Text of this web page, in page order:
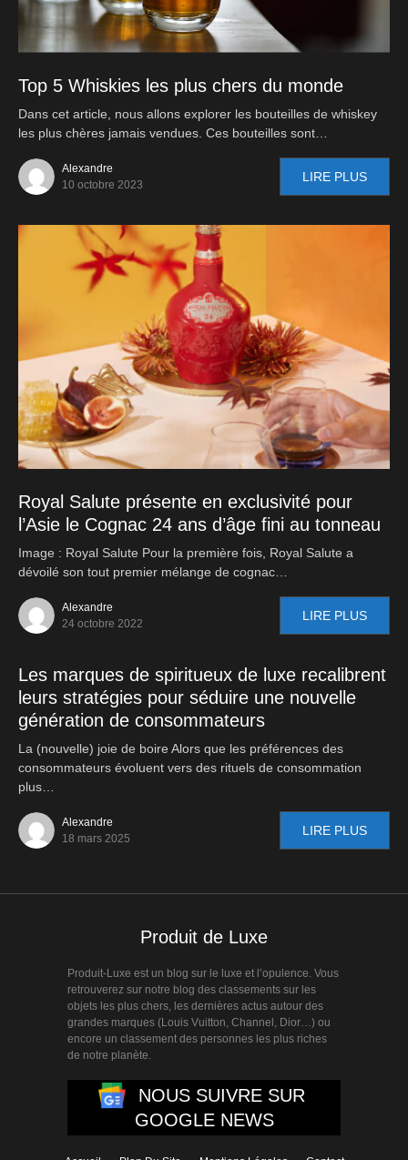
Top 5 Whiskies les plus chers du monde
Dans cet article, nous allons explorer les bouteilles de whiskey
les plus chères jamais vendues. Ces bouteilles sont…
Alexandre
10 octobre 2023
LIRE PLUS
Royal Salute présente en exclusivité pour
l’Asie le Cognac 24 ans d’âge fini au tonneau
Image : Royal Salute Pour la première fois, Royal Salute a
dévoilé son tout premier mélange de cognac…
Alexandre
24 octobre 2022
LIRE PLUS
Les marques de spiritueux de luxe recalibrent
leurs stratégies pour séduire une nouvelle
génération de consommateurs
La (nouvelle) joie de boire Alors que les préférences des
consommateurs évoluent vers des rituels de consommation
plus…
Alexandre
18 mars 2025
LIRE PLUS
Produit de Luxe
Produit-Luxe est un blog sur le luxe et l’opulence. Vous
retrouverez sur notre blog des classements sur les
objets les plus chers, les dernières actus autour des
grandes marques (Louis Vuitton, Channel, Dior…) ou
encore un classement des personnes les plus riches
de notre planète.
NOUS SUIVRE SUR
GOOGLE NEWS